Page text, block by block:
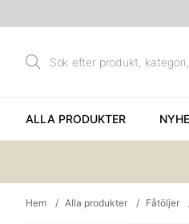
ALLA PRODUKTER
Hem Alla produkter Fåtöljer